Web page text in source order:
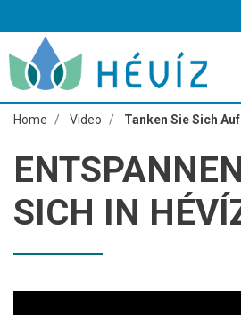
Home Video Tanken Sie Sich
SICH IN